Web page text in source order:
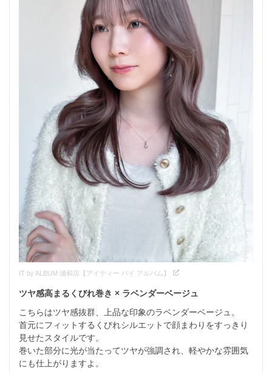
IT by ALBUM 浦和店【アイティー バイ アルバム】
ツヤ感高まるくびれ巻き × ラベンダーベージュ
こちらはツヤ感抜群、上品な印象のラベンダーベージュ。
首元にフィットするくびれシルエットで顔まわりをすっきり
見せたスタイルです。
巻いた部分に光が当たってツヤが強調され、軽やかな雰囲気
にも仕上がりますよ。